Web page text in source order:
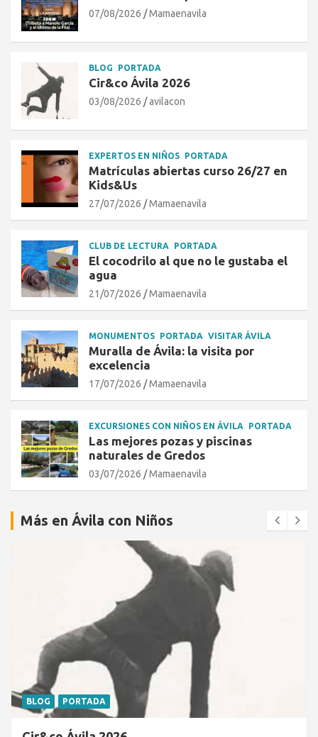
07/08/2026 Mamaenavila
BLOG PORTADA
Cir&co Ávila 2026
03/08/2026 avilacon
EXPERTOS EN NIÑOS PORTADA
Matrículas abiertas curso 26/27 en
Kids&Us
27/07/2026 Mamaenavila
CLUB DE LECTURA PORTADA
El cocodrilo al que no le gustaba el
agua
21/07/2026 Mamaenavila
MONUMENTOS PORTADA VISITAR ÁVILA
Muralla de Ávila: la visita por
excelencia
17/07/2026 Mamaenavila
EXCURSIONES CON NIÑOS EN ÁVILA PORTADA
Las mejores pozas y piscinas
naturales de Gredos
03/07/2026 Mamaenavila
Más en Ávila con Niños
BLOG PORTADA